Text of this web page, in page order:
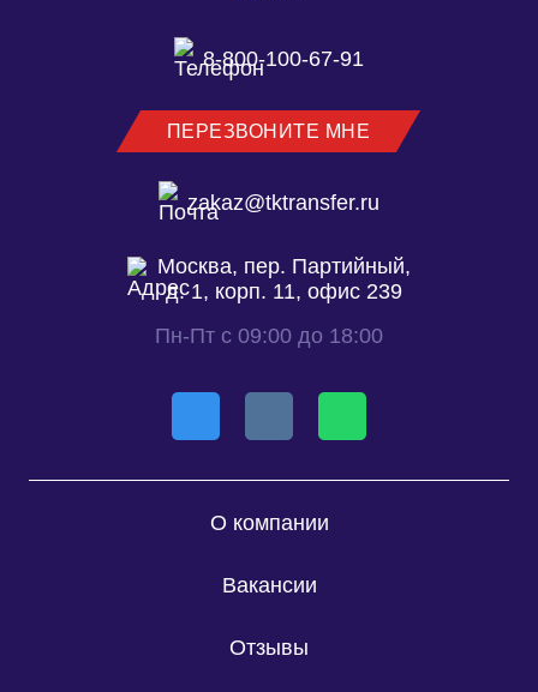
8-800-100-67-91
ПЕРЕЗВОНИТЕ МНЕ
zakaz@tktransfer.ru
Москва, пер. Партийный,
д. 1, корп. 11, офис 239
Пн-Пт с 09:00 до 18:00
О компании
Вакансии
Отзывы